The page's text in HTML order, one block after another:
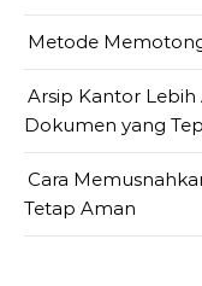
Metode
Arsip Kantor
Dokumen yang
Cara
Tetap Aman